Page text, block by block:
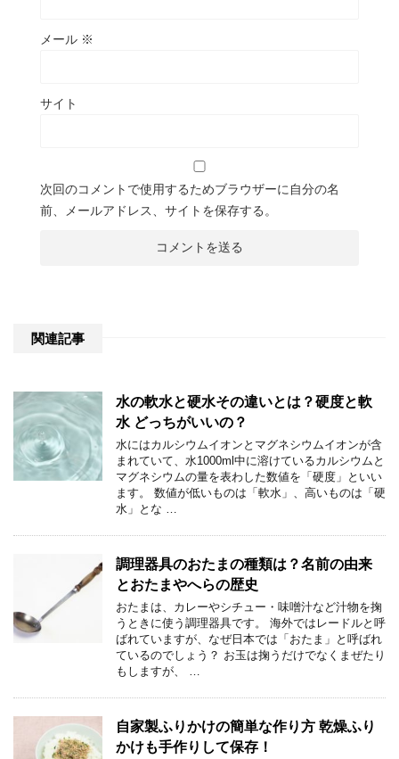
メール ※
サイト
次回のコメントで使用するためブラウザーに自分の名
前、メールアドレス、サイトを保存する。
関連記事
水の軟水と硬水その違いとは？硬度と軟
水 どっちがいいの？
水にはカルシウムイオンとマグネシウムイオンが含
まれていて、水1000ml中に溶けているカルシウムと
マグネシウムの量を表わした数値を「硬度」といい
ます。 数値が低いものは「軟水」、高いものは「硬
水」とな …
調理器具のおたまの種類は？名前の由来
とおたまやへらの歴史
おたまは、カレーやシチュー・味噌汁など汁物を掬
うときに使う調理器具です。 海外ではレードルと呼
ばれていますが、なぜ日本では「おたま」と呼ばれ
ているのでしょう？ お玉は掬うだけでなくまぜたり
もしますが、 …
自家製ふりかけの簡単な作り方 乾燥ふり
かけも手作りして保存！